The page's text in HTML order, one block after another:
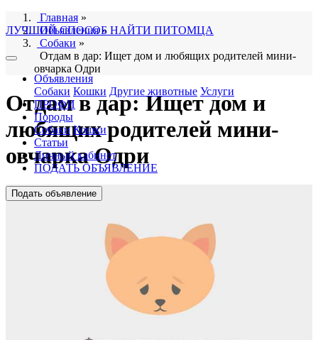
ЛУЧШИЙ СПОСОБ НАЙТИ ПИТОМЦА
Объявления
Собаки Кошки Другие животные Услуги
ПРОФИ
Породы
Собаки Кошки
Статьи
Личный кабинет
ПОДАТЬ ОБЪЯВЛЕНИЕ
Подать объявление
Главная »
Объявления»
Собаки »
Отдам в дар: Ищет дом и любящих родителей мини-
овчарка Одри
Отдам в дар: Ищет дом и
любящих родителей мини-
овчарка Одри